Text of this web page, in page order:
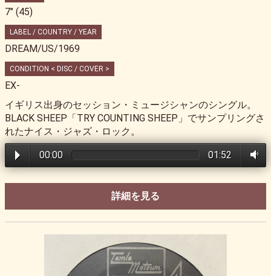
7" (45)
LABEL / COUNTRY / YEAR
DREAM/US/1969
CONDITION < DISC / COVER >
EX-
イギリス出身のセッション・ミュージシャンのシングル。
BLACK SHEEP「TRY COUNTING SHEEP」でサンプリングさ
れたナイス・ジャズ・ロック。
00:00 01:52
詳細を見る